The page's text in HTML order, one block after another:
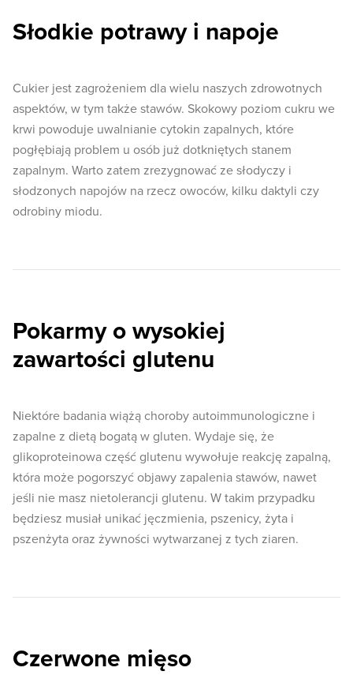
Słodkie potrawy i napoje
Cukier jest zagrożeniem dla wielu naszych zdrowotnych
aspektów, w tym także stawów. Skokowy poziom cukru we
krwi powoduje uwalnianie cytokin zapalnych, które
pogłębiają problem u osób już dotkniętych stanem
zapalnym. Warto zatem zrezygnować ze słodyczy i
słodzonych napojów na rzecz owoców, kilku daktyli czy
odrobiny miodu.
Pokarmy o wysokiej
zawartości glutenu
Niektóre badania wiążą choroby autoimmunologiczne i
zapalne z dietą bogatą w gluten. Wydaje się, że
glikoproteinowa część glutenu wywołuje reakcję zapalną,
która może pogorszyć objawy zapalenia stawów, nawet
jeśli nie masz nietolerancji glutenu. W takim przypadku
będziesz musiał unikać jęczmienia, pszenicy, żyta i
pszenżyta oraz żywności wytwarzanej z tych ziaren.
Czerwone mięso